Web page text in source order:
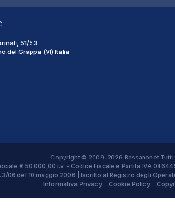
51/53
del Grappa (VI) Italia
Copyright © 2009-2026 Bassanonet Tutti
€ 50.000,00 i.v. - Codice Fiscale e Partita IVA
06 del 10 maggio 2006 | Iscritto al Registro degli
Informativa Privacy Cookie Policy